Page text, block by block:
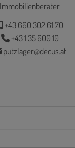
Immobilienberater
+43 660 302 61 70
+43 1 35 600 10
putzlager@decus.at